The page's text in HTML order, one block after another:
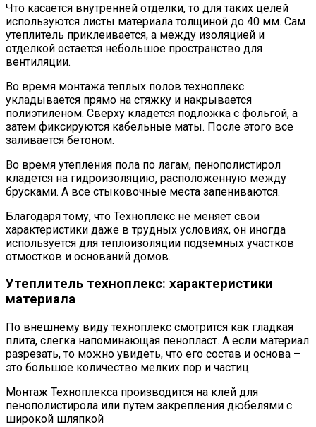
Что касается внутренней отделки, то для таких целей
используются листы материала толщиной до 40 мм. Сам
утеплитель приклеивается, а между изоляцией и
отделкой остается небольшое пространство для
вентиляции.
Во время монтажа теплых полов техноплекс
укладывается прямо на стяжку и накрывается
полиэтиленом. Сверху кладется подложка с фольгой, а
затем фиксируются кабельные маты. После этого все
заливается бетоном.
Во время утепления пола по лагам, пенополистирол
кладется на гидроизоляцию, расположенную между
брусками. А все стыковочные места запениваются.
Благодаря тому, что Техноплекс не меняет свои
характеристики даже в трудных условиях, он иногда
используется для теплоизоляции подземных участков
отмостков и оснований домов.
Утеплитель техноплекс: характеристики
материала
По внешнему виду техноплекс смотрится как гладкая
плита, слегка напоминающая пенопласт. А если материал
разрезать, то можно увидеть, что его состав и основа –
это большое количество мелких пор и частиц.
Монтаж Техноплекса производится на клей для
пенополистирола или путем закрепления дюбелями с
широкой шляпкой